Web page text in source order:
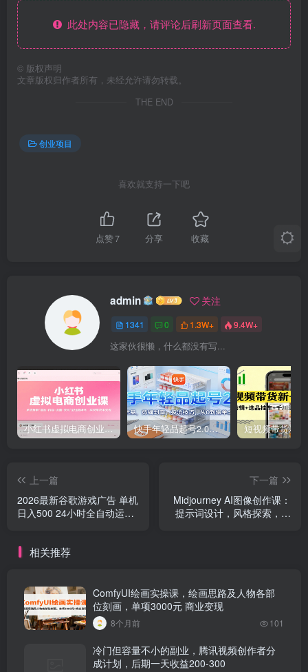
此处内容已隐藏，请评论后刷新页面查看.
© 版权声明
文章版权归作者所有，未经允许请勿转载。
THE END
创业项目
喜欢就支持一下吧
点赞7 分享 收藏
admin 关注
1341 0 1.3W+ 9.4W+
这家伙很懒，什么都没有写...
小红书虚拟电商创业课，系统拆解选品-内容-流量-变现，实现零成本变现 快手年轻品起号2.0：养号选品，剪辑封面，投流技巧，从0到爆单全流程
上一篇
2026最新谷歌游戏广告 单机
日入500 24小时全自动运
下一篇
Midjourney AI图像创作课：
提示词设计，风格探索，零
相关推荐
ComfyUI绘画实操课，绘画思路及人物各部
位刻画，单项3000元 商业变现
8个月前 101
冷门但容量不小的副业，腾讯视频创作者分
成计划，后期一天收益200-300